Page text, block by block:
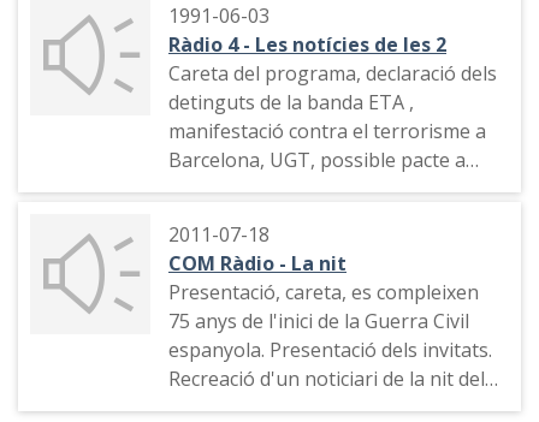
al Palau Sant Jordi de Barcelona,
identificació, tir, boxa des de
Badalona, comiat i careta de sortida
1991-06-03
Ràdio 4 - Les notícies de les 2
Careta del programa, declaració dels
detinguts de la banda ETA ,
manifestació contra el terrorisme a
Barcelona, UGT, possible pacte a
l'Ajuntament de Sevilla, congrés del
de la NBA
2011-07-18
COM Ràdio - La nit
Presentació, careta, es compleixen
75 anys de l'inici de la Guerra Civil
espanyola. Presentació dels invitats.
Recreació d'un noticiari de la nit del
18 al 19 de juliol de 1936.